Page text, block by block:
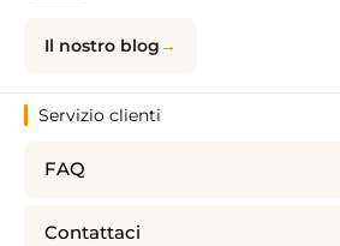
Il nostro blog
Servizio clienti
FAQ
Contattaci